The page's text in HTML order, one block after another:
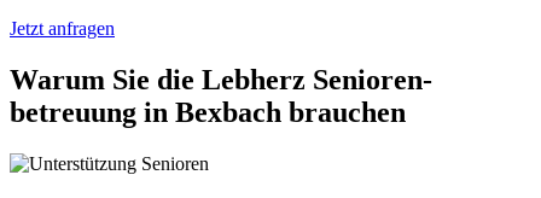
Jetzt anfragen
Warum Sie die Lebherz Senioren­
betreuung in Bexbach brauchen